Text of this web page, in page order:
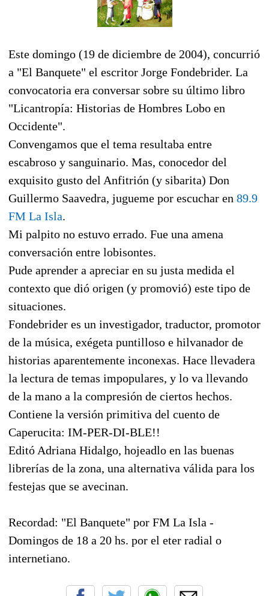
Este domingo (19 de diciembre de 2004), concurrió
a "El Banquete" el escritor Jorge Fondebrider. La
convocatoria era conversar sobre su último libro
"Licantropía: Historias de Hombres Lobo en
Occidente".
Convengamos que el tema resultaba entre
escabroso y sanguinario. Mas, conocedor del
exquisito gusto del Anfitrión (y sibarita) Don
Guillermo Saavedra, jugueme por escuchar en 89.9
FM La Isla.
Mi palpito no estuvo errado. Fue una amena
conversación entre lobisontes.
Pude aprender a apreciar en su justa medida el
contexto que dió origen (y promovió) este tipo de
situaciones.
Fondebrider es un investigador, traductor, promotor
de la música, exégeta puntilloso e hilvanador de
historias aparentemente inconexas. Hace llevadera
la lectura de temas impopulares, y lo va llevando
de la mano a la compresión de ciertos hechos.
Contiene la versión primitiva del cuento de
Caperucita: IM-PER-DI-BLE!!
Editó Adriana Hidalgo, hojeadlo en las buenas
librerías de la zona, una alternativa válida para los
festejas que se avecinan.
Recordad: "El Banquete" por FM La Isla -
Domingos de 18 a 20 hs. por el eter radial o
internetiano.